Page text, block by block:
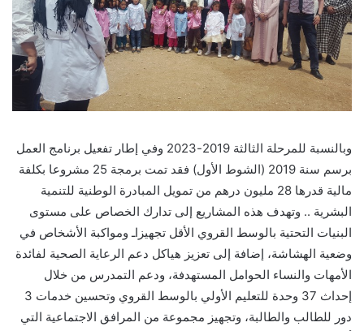
وبالنسبة للمرحلة الثالثة 2019-2023 وفي إطار تفعيل برنامج العمل
برسم سنة 2019 (الشوط الأول) فقد تمت برمجة 25 مشروعا بكلفة
مالية قدرها 28 مليون درهم من تمويل المبادرة الوطنية للتنمية
البشرية .. وتهدف هذه المشاريع إلى تدارك الخصاص على مستوى
البنيات التحتية بالوسط القروي الأقل تجهيزاـ ومواكبة الأشخاص في
وضعية الهشاشة، إضافة إلى تعزيز هياكل دعم الرعاية الصحية لفائدة
الأمهات والنساء الحوامل المستهدفة، ودعم التمدرس من خلال
إحداث 37 وحدة للتعليم الأولي بالوسط القروي وتحسين خدمات 3
دور للطالب والطالبة، وتجهيز مجموعة من المرافق الاجتماعية التي